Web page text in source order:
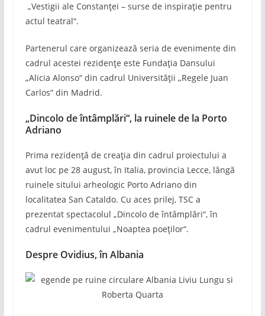
„Vestigii ale Constanței – surse de inspirație pentru
actul teatral“.
Partenerul care organizează seria de evenimente din
cadrul acestei rezidențe este Fundația Dansului
„Alicia Alonso“ din cadrul Universității „Regele Juan
Carlos“ din Madrid.
„Dincolo de întâmplări“, la ruinele de la Porto
Adriano
Prima rezidență de creația din cadrul proiectului a
avut loc pe 28 august, în Italia, provincia Lecce, lângă
ruinele sitului arheologic Porto Adriano din
localitatea San Cataldo. Cu aces prilej, TSC a
prezentat spectacolul „Dincolo de întâmplări“, în
cadrul evenimentului „Noaptea poeților“.
Despre Ovidius, în Albania